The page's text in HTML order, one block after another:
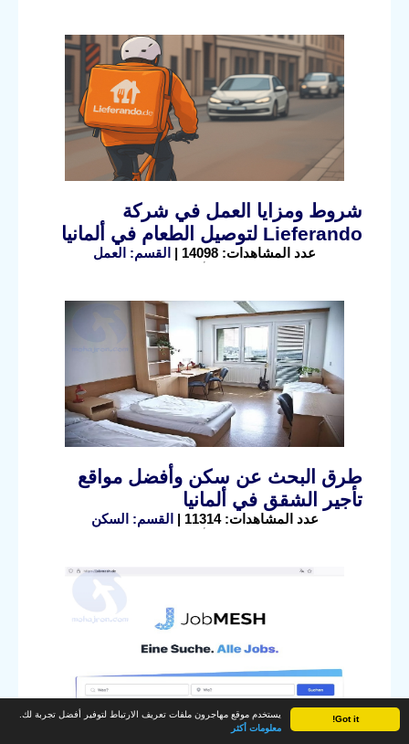
Got it!
يستخدم موقع مهاجرون ملفات تعريف الارتباط لتوفير أفضل تجربة لك.
معلومات أكثر
شروط ومزايا العمل في شركة
Lieferando لتوصيل الطعام في ألمانيا
عدد المشاهدات: 14098 | القسم: العمل
طرق البحث عن سكن وأفضل مواقع
تأجير الشقق في ألمانيا
عدد المشاهدات: 11314 | القسم: السكن